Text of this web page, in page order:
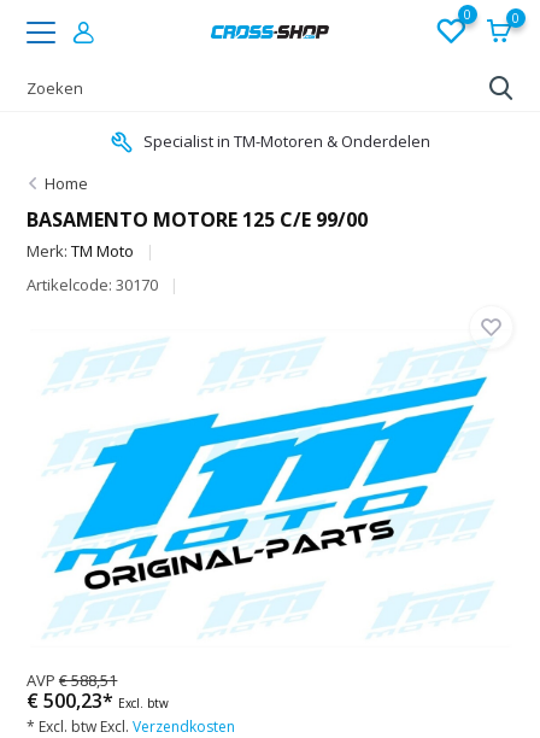
0 0
Specialist in TM-Motoren & Onderdelen
Home
BASAMENTO MOTORE 125 C/E 99/00
Merk:TM Moto
Artikelcode: 30170
AVP€ 588,51
€ 500,23* Excl. btw
* Excl. btw Excl.Verzendkosten